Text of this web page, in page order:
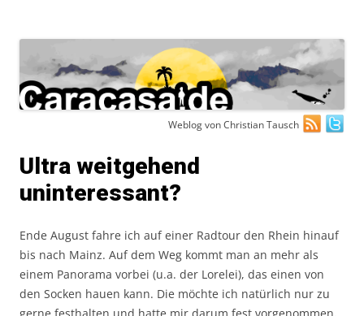
Weblog von Christian Tausch
Ultra weitgehend
uninteressant?
Ende August fahre ich auf einer Radtour den Rhein hinauf
bis nach Mainz. Auf dem Weg kommt man an mehr als
einem Panorama vorbei (u.a. der Lorelei), das einen von
den Socken hauen kann. Die möchte ich natürlich nur zu